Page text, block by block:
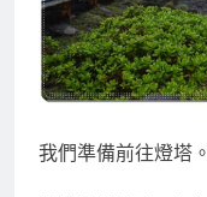
我們準備前往燈塔。